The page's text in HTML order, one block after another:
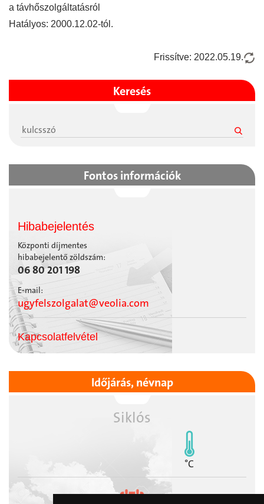
a távhőszolgáltatásról
Hatályos: 2000.12.02-tól.
Frissítve: 2022.05.19.
Keresés
Fontos információk
Hibabejelentés
Központi díjmentes
hibabejelentő zöldszám:
06 80 201 198
E-mail:
ugyfelszolgalat@veolia.com
Kapcsolatfelvétel
Időjárás, névnap
Siklós
°C